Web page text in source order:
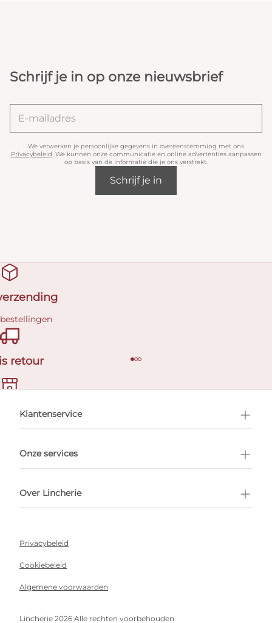
Schrijf je in op onze nieuwsbrief
We verwerken je persoonlijke gegevens in overeenstemming met ons
Privacybeleid. We kunnen onze communicatie en online advertenties aanpassen
op basis van de informatie die je ons verstrekt.
Schrijf je in
retour
afspraak
Klantenservice
Onze services
Over Lincherie
Privacybeleid
Cookiebeleid
Algemene voorwaarden
Lincherie 2026 Alle rechten voorbehouden